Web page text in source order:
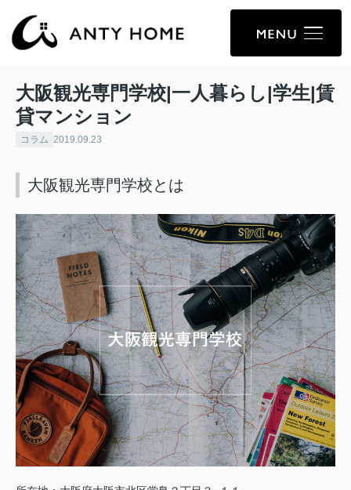
大阪観光専門学校|一人暮らし|学生|賃
貸マンション
コラム 2019.09.23
大阪観光専門学校とは